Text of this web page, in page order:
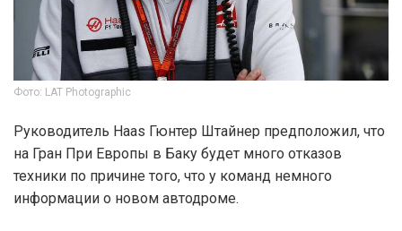
Фото: LAT Photographic
Руководитель Haas Гюнтер Штайнер предположил, что
на Гран При Европы в Баку будет много отказов
техники по причине того, что у команд немного
информации о новом автодроме.